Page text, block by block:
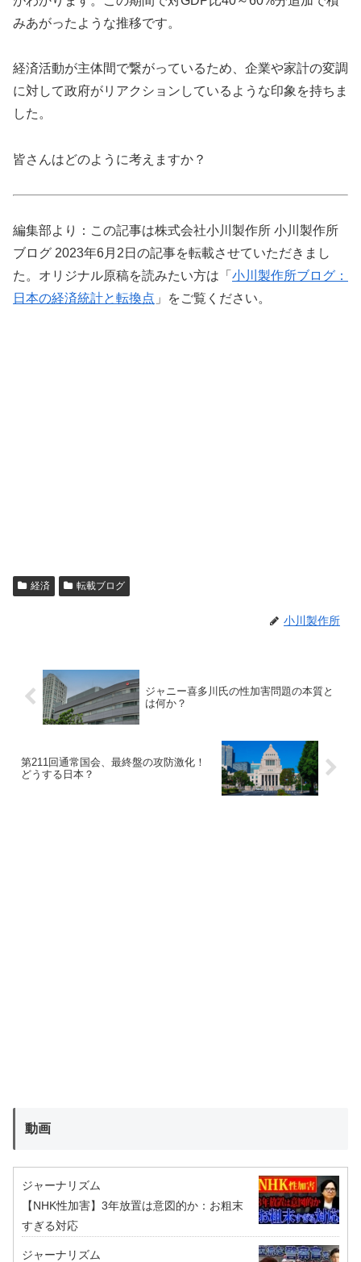
みあがったような推移です。
経済活動が主体間で繋がっているため、企業や家計の変調
に対して政府がリアクションしているような印象を持ちま
した。
皆さんはどのように考えますか？
編集部より：この記事は株式会社小川製作所 小川製作所
ブログ 2023年6月2日の記事を転載させていただきまし
た。オリジナル原稿を読みたい方は「 小川製作所ブログ：
日本の経済統計と転換点 」をご覧ください。
経済 転載ブログ
小川製作所
ジャニー喜多川氏の性加害問題の本質と
は何か？
第211回通常国会、最終盤の攻防激化！
どうする日本？
動画
ジャーナリズム
【NHK性加害】3年放置は意図的か：お粗末
すぎる対応
ジャーナリズム